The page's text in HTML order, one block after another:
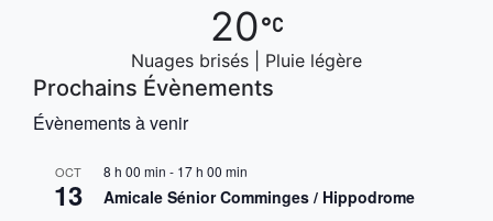
20
Nuages brisés | Pluie légère
Prochains Évènements
Évènements à venir
OCT
13
8 h 00 min - 17 h 00 min
Amicale Sénior Comminges / Hippodrome